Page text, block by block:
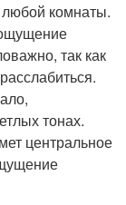
комнаты.
так как
тонах.
центральное